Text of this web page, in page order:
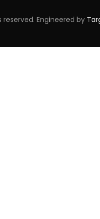
reserved. Engineered by